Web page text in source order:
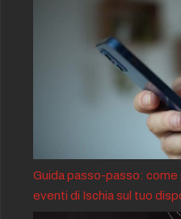
Guida passo-passo: come
eventi di Ischia sul tuo